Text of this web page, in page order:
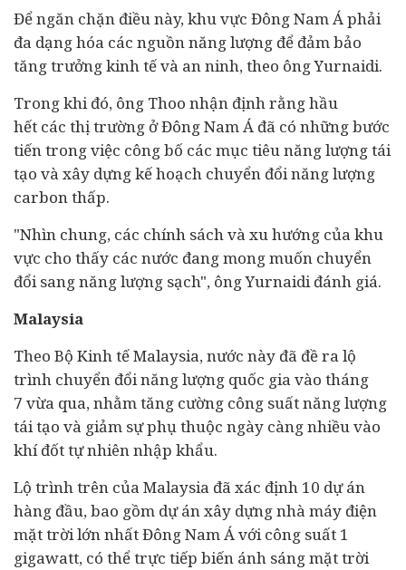
Để ngăn chặn điều này, khu vực Đông Nam Á phải
đa dạng hóa các nguồn năng lượng để đảm bảo
tăng trưởngkinh tếvà an ninh, theo ông Yurnaidi.
Trong khi đó, ông Thoo nhận định rằng hầu
hết các thị trường ở Đông Nam Á đã có những bước
tiến trong việc công bố các mục tiêu năng lượng tái
tạo và xây dựng kế hoạch chuyển đổi năng lượng
carbon thấp.
"Nhìn chung, các chính sách và xu hướng của khu
vực cho thấy các nước đang mong muốn chuyển
đổi sang năng lượng sạch", ông Yurnaidi đánh giá.
Malaysia
Theo Bộ Kinh tế Malaysia, nước này đã đề ra lộ
trình chuyển đổi năng lượng quốc gia vào tháng
7 vừa qua, nhằm tăng cường công suất năng lượng
tái tạo và giảm sự phụ thuộc ngày càng nhiều vào
khí đốt tự nhiên nhập khẩu.
Lộ trình trên của Malaysia đã xác định 10 dự án
hàng đầu, bao gồm dự án xây dựng nhà máy điện
mặt trời lớn nhất Đông Nam Á với công suất 1
gigawatt, có thể trực tiếp biến ánh sáng mặt trời